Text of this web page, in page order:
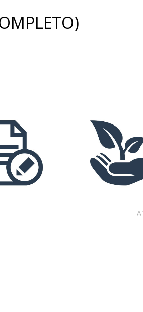
INFO INFO